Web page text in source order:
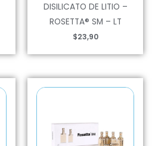
DISILICATO DE LITIO –
ROSETTA® SM – LT
$23,90